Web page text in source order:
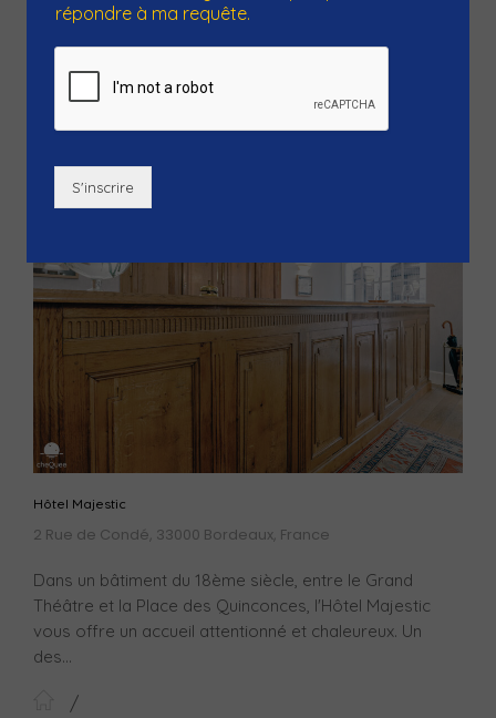
centaines de mètres des Sanctuaires de Lourdes et de
Hôtel Majestic
2 Rue de Condé, 33000 Bordeaux, France
Dans un bâtiment du 18ème siècle, entre le Grand
Théâtre et la Place des Quinconces, l'Hôtel Majestic
vous offre un accueil attentionné et chaleureux. Un
des...
répondre à ma requête.
S'inscrire